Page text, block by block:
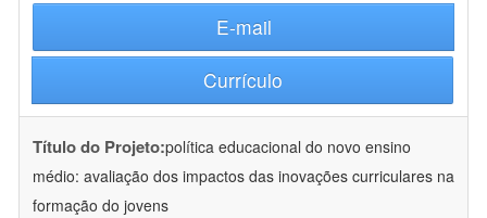
E-mail
Currículo
Título do Projeto:política educacional do novo ensino
médio: avaliação dos impactos das inovações curriculares na
formação do jovens